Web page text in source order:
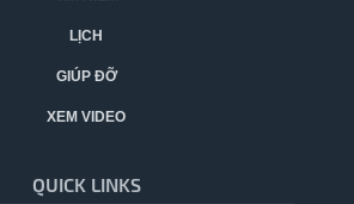
LỊCH
GIÚP ĐỠ
XEM VIDEO
QUICK LINKS